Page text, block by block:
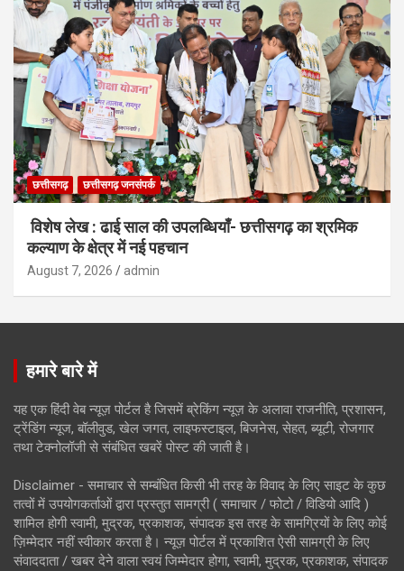
छत्तीसगढ़ छत्तीसगढ़ जनसंपर्क
विशेष लेख : ढाई साल की उपलब्धियाँ- छत्तीसगढ़ का श्रमिक
कल्याण के क्षेत्र में नई पहचान
August 7, 2026 admin
हमारे बारे में
यह एक हिंदी वेब न्यूज़ पोर्टल है जिसमें ब्रेकिंग न्यूज़ के अलावा राजनीति, प्रशासन,
ट्रेंडिंग न्यूज, बॉलीवुड, खेल जगत, लाइफस्टाइल, बिजनेस, सेहत, ब्यूटी, रोजगार
तथा टेक्नोलॉजी से संबंधित खबरें पोस्ट की जाती है।
Disclaimer - समाचार से सम्बंधित किसी भी तरह के विवाद के लिए साइट के कुछ
तत्वों में उपयोगकर्ताओं द्वारा प्रस्तुत सामग्री ( समाचार / फोटो / विडियो आदि )
शामिल होगी स्वामी, मुद्रक, प्रकाशक, संपादक इस तरह के सामग्रियों के लिए कोई
ज़िम्मेदार नहीं स्वीकार करता है। न्यूज़ पोर्टल में प्रकाशित ऐसी सामग्री के लिए
संवाददाता / खबर देने वाला स्वयं जिम्मेदार होगा, स्वामी, मुद्रक, प्रकाशक, संपादक